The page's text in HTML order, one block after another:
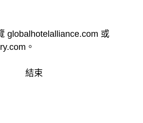
globalhotelalliance.com 或
。
結束